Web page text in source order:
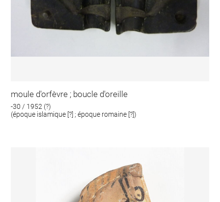
moule d'orfèvre ; boucle d'oreille
-30 / 1952 (?)
(époque islamique [?] ; époque romaine [?])